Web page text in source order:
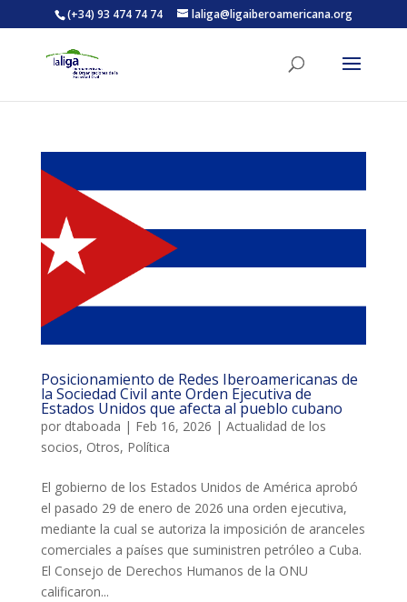
(+34) 93 474 74 74 laliga@ligaiberoamericana.org
Posicionamiento de Redes Iberoamericanas de
la Sociedad Civil ante Orden Ejecutiva de
Estados Unidos que afecta al pueblo cubano
por dtaboada | Feb 16, 2026 | Actualidad de los
socios, Otros, Política
El gobierno de los Estados Unidos de América aprobó
el pasado 29 de enero de 2026 una orden ejecutiva,
mediante la cual se autoriza la imposición de aranceles
comerciales a países que suministren petróleo a Cuba.
El Consejo de Derechos Humanos de la ONU
calificaron...
ACTIVITATS D'ESTIU
ALBERG CENTRE ESPLAI
FORMACIÓ
CASES DE COLÒNIES
ACCIÓ SOCIAL I JOVES
ESPLAIS
SUPORT TERCER SECTOR